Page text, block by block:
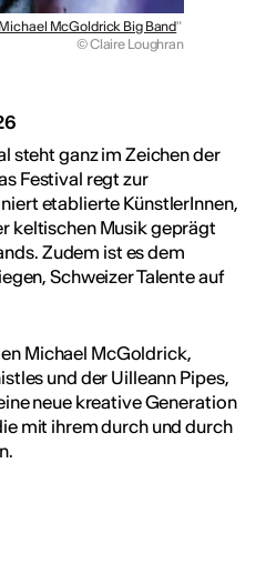
Michael McGoldrick Big Band"
© Claire Loughran
steht ganz im Zeichen der
Festival regt zur
etablierte KünstlerInnen,
keltischen Musik geprägt
Zudem ist es dem
Schweizer Talente auf
Michael McGoldrick,
und der Uilleann Pipes,
neue kreative Generation
mit ihrem durch und durch